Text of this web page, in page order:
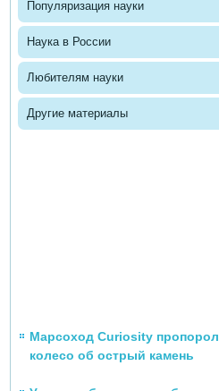
Популяризация науки
Наука в России
Любителям науки
Другие материалы
Марсоход Curiosity пропорол
колесо об острый камень